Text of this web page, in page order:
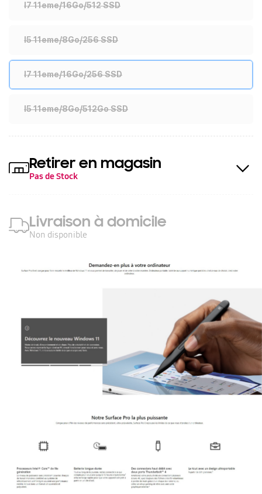
I7 11eme/16Go/512 SSD
I5 11eme/8Go/256 SSD
I7 11eme/16Go/256 SSD
I5 11eme/8Go/512Go SSD
Retirer en magasin
Pas de Stock
Livraison à domicile
Non disponible